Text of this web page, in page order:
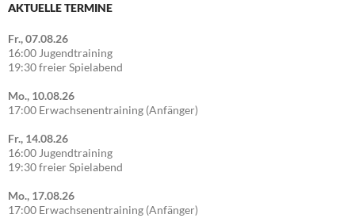
AKTUELLE TERMINE
Fr., 07.08.26
16:00 Jugendtraining
19:30 freier Spielabend
Mo., 10.08.26
17:00 Erwachsenentraining (Anfänger)
Fr., 14.08.26
16:00 Jugendtraining
19:30 freier Spielabend
Mo., 17.08.26
17:00 Erwachsenentraining (Anfänger)